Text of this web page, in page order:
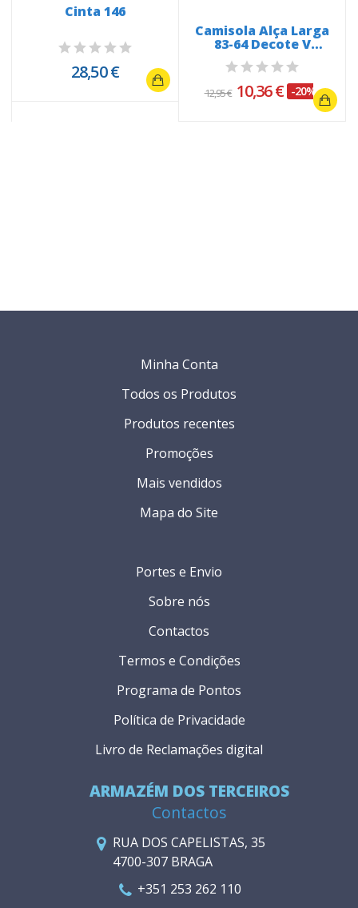
Cinta 146
28,50 €
Camisola Alça Larga
83-64 Decote V
rendado
12,95 € 10,36 € -20%
ARMAZÉM DOS TERCEIROS
Contactos
RUA DOS CAPELISTAS, 35
4700-307 BRAGA
+351 253 262 110
Portes e Envio
Sobre nós
Contactos
Termos e Condições
Programa de Pontos
Política de Privacidade
Livro de Reclamações digital
Minha Conta
Todos os Produtos
Produtos recentes
Promoções
Mais vendidos
Mapa do Site